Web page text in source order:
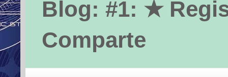
Blog: #1: ★
Comparte